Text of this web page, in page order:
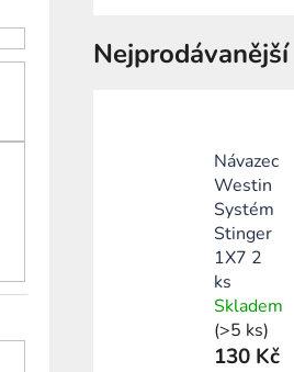
Nejprodávanější
Návazec
Westin
Systém
Stinger
1X7 2
ks
Skladem
(>5 ks)
130 Kč